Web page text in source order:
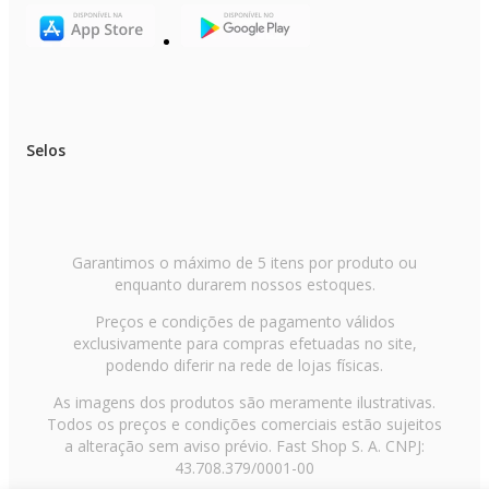
Suporte para Cabide: Não
Requer Montagem: Não
Dificuldade de Montagem: Simples
EAN: 7898578153098
01 escova para tecidos
01 copo medidor
01 manual de instruções
Selos
Garantimos o máximo de 5 itens por produto ou
enquanto durarem nossos estoques.
Preços e condições de pagamento válidos
exclusivamente para compras efetuadas no site,
podendo diferir na rede de lojas físicas.
As imagens dos produtos são meramente ilustrativas.
Todos os preços e condições comerciais estão sujeitos
a alteração sem aviso prévio. Fast Shop S. A. CNPJ:
43.708.379/0001-00